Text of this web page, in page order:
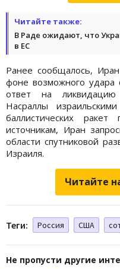
Читайте также:
В Раде ожидают, что
в ЕС
Ранее сообщалось, Иран
фоне возможного
ответ на
Насраллы
баллистических
источникам, Иран
области спутниковой
Израиля.
Читайте
Теги: Россия США
Не пропусти другие